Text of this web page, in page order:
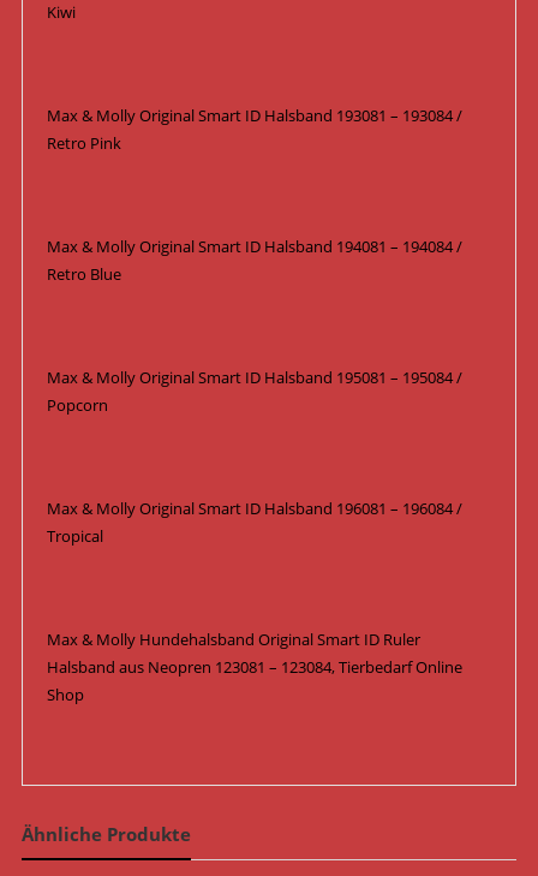
Kiwi
Max & Molly Original Smart ID Halsband 193081 – 193084 /
Retro Pink
Max & Molly Original Smart ID Halsband 194081 – 194084 /
Retro Blue
Max & Molly Original Smart ID Halsband 195081 – 195084 /
Popcorn
Max & Molly Original Smart ID Halsband 196081 – 196084 /
Tropical
Max & Molly Hundehalsband Original Smart ID Ruler
Halsband aus Neopren 123081 – 123084, Tierbedarf Online
Shop
Ähnliche Produkte